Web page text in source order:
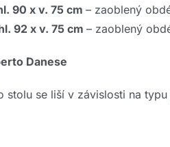
90 x v. 75 cm – zaoblený
92 x v. 75 cm – zaoblený
Danese
stolu se liší v závislosti na